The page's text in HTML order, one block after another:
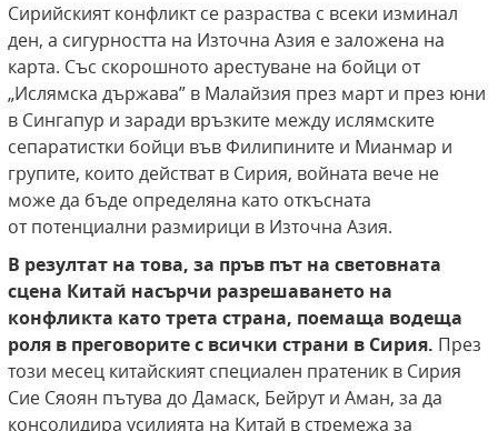
Сирийският конфликт се разраства с всеки изминал
ден, а сигурността на Източна Азия е заложена на
карта. Със скорошното арестуване на бойци от
„Ислямска държава” в Малайзия през март и през юни
в Сингапур и заради връзките между ислямските
сепаратистки бойци във Филипините и Мианмар и
групите, които действат в Сирия, войната вече не
може да бъде определяна като откъсната
от потенциални размирици в Източна Азия.
В резултат на това, за пръв път на световната
сцена Китай насърчи разрешаването на
конфликта като трета страна, поемаща водеща
роля в преговорите с всички страни в Сирия. През
този месец китайският специален пратеник в Сирия
Сие Сяоян пътува до Дамаск, Бейрут и Аман, за да
консолидира усилията на Китай в стремежа за